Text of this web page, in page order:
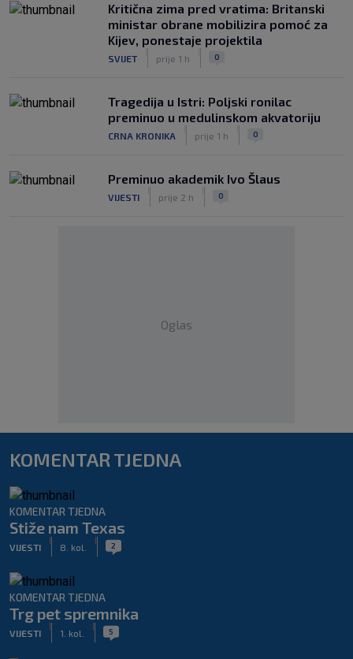
Kritična zima pred vratima: Britanski
ministar obrane mobilizira pomoć za
Kijev, ponestaje projektila
SVIJET prije 1 h 0
Tragedija u Istri: Poljski ronilac
preminuo u medulinskom akvatoriju
CRNA KRONIKA prije 1 h 0
Preminuo akademik Ivo Šlaus
VIJESTI prije 2 h 0
Oglas
KOMENTAR TJEDNA
KOMENTAR TJEDNA
Stiže nam Texas
VIJESTI 8. kol. 2
KOMENTAR TJEDNA
Trg pet spremnika
VIJESTI 1. kol. 5